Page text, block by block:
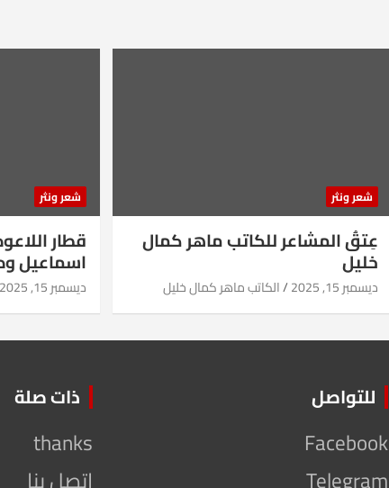
شعر ونثر
عِتقُ المشاعر للكاتب ماهر كمال
خليل
ديسمبر 15, 2025 الكاتب ماهر كمال خليل
شعر ونثر
قطار
اسماعيل
ديسمبر 15, 2025
للتواصل
Facebook
Telegram
ذات صلة
thanks
اتصل بنا